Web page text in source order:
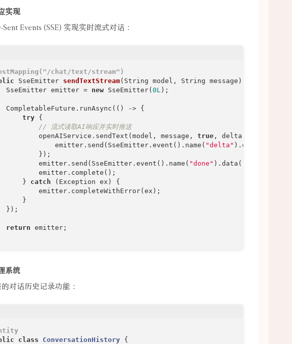
实现
Events (SSE) 实现实时流式对话：
chat/text/stream")
SseEmitter sendTextStream(String model, String message)
SseEmitter emitter =
new SseEmitter(0L );
CompletableFuture.runAsync(() -> {
try {
// 流式读取AI响应并实时推送
openAIService.sendText(model, message,
true , delta -> {
emitter.send(SseEmitter.event().name(
"delta" ).data(delta));
});
emitter.send(SseEmitter.event().name(
"done" ).data(
emitter.complete();
}
catch (Exception ex) {
emitter.completeWithError(ex);
}
});
return emitter;
系统
对话历史记录功能：
class ConversationHistory {